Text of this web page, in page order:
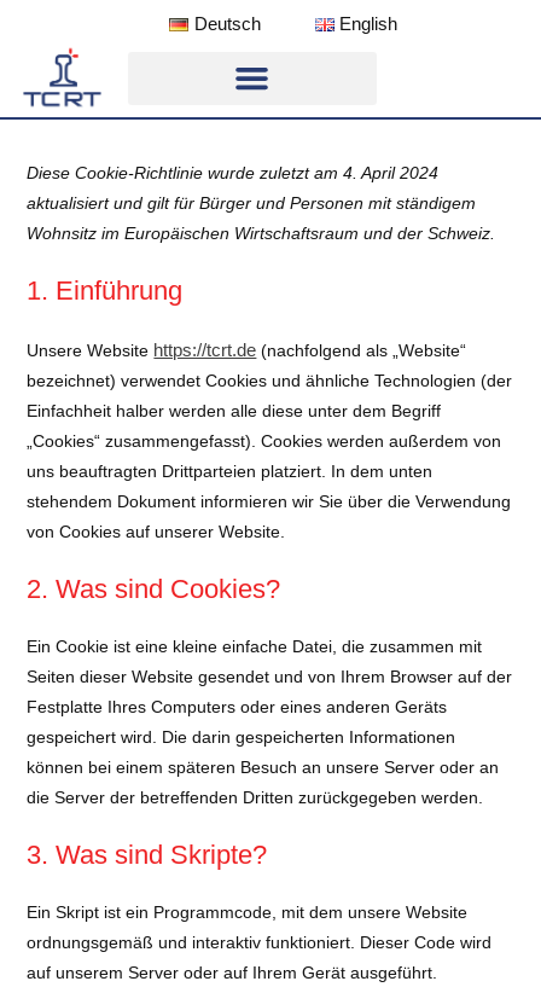
Deutsch English
Diese Cookie-Richtlinie wurde zuletzt am 4. April 2024
aktualisiert und gilt für Bürger und Personen mit ständigem
Wohnsitz im Europäischen Wirtschaftsraum und der Schweiz.
1. Einführung
Unsere Website https://tcrt.de (nachfolgend als „Website“
bezeichnet) verwendet Cookies und ähnliche Technologien (der
Einfachheit halber werden alle diese unter dem Begriff
„Cookies“ zusammengefasst). Cookies werden außerdem von
uns beauftragten Drittparteien platziert. In dem unten
stehendem Dokument informieren wir Sie über die Verwendung
von Cookies auf unserer Website.
2. Was sind Cookies?
Ein Cookie ist eine kleine einfache Datei, die zusammen mit
Seiten dieser Website gesendet und von Ihrem Browser auf der
Festplatte Ihres Computers oder eines anderen Geräts
gespeichert wird. Die darin gespeicherten Informationen
können bei einem späteren Besuch an unsere Server oder an
die Server der betreffenden Dritten zurückgegeben werden.
3. Was sind Skripte?
Ein Skript ist ein Programmcode, mit dem unsere Website
ordnungsgemäß und interaktiv funktioniert. Dieser Code wird
auf unserem Server oder auf Ihrem Gerät ausgeführt.